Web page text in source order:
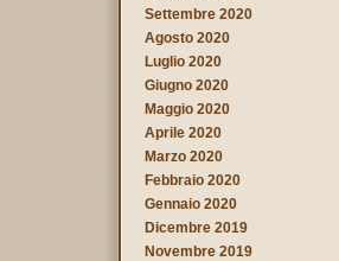
Settembre 2020
Agosto 2020
Luglio 2020
Giugno 2020
Maggio 2020
Aprile 2020
Marzo 2020
Febbraio 2020
Gennaio 2020
Dicembre 2019
Novembre 2019